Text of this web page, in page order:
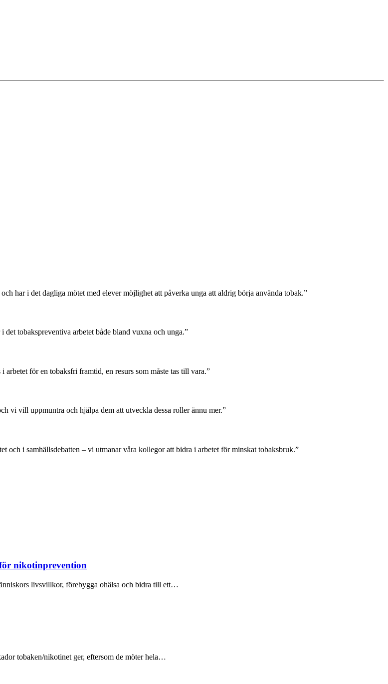
har i det dagliga mötet med elever möjlighet att påverka unga att aldrig börja använda tobak.”
tobakspreventiva arbetet både bland vuxna och unga.”
för en tobaksfri framtid, en resurs som måste tas till vara.”
vi vill uppmuntra och hjälpa dem att utveckla dessa roller ännu mer.”
och i samhällsdebatten – vi utmanar våra kollegor att bidra i arbetet för minskat tobaksbruk.”
nikotinprevention
livsvillkor, förebygga ohälsa och bidra till ett…
tobaken/nikotinet ger, eftersom de möter hela…